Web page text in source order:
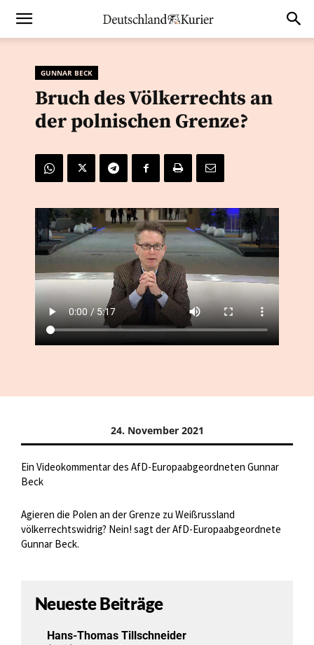
GUNNAR BECK
Bruch des Völkerrechts an
der polnischen Grenze?
24. November 2021
Ein Videokommentar des AfD-Europaabgeordneten Gunnar
Beck
Agieren die Polen an der Grenze zu Weißrussland
völkerrechtswidrig? Nein! sagt der AfD-Europaabgeordnete
Gunnar Beck.
Neueste Beiträge
Hans-Thomas Tillschneider